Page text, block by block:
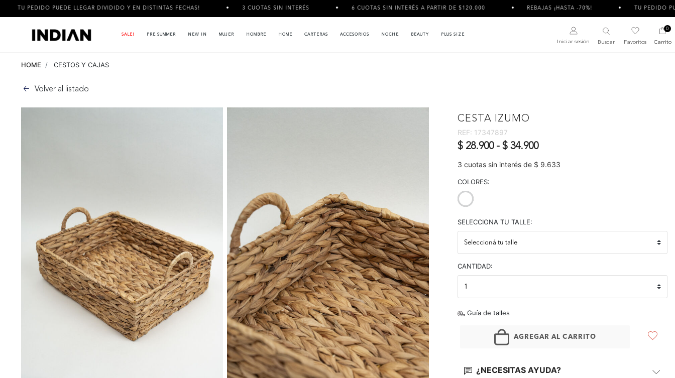
PUEDE LLEGAR DIVIDIDO Y EN DISTINTAS FECHAS! 3 CUOTAS SIN INTERÉS 6 CUOTAS SIN INTERÉS A PARTIR DE $120.000 REBAJAS ¡HASTA -70%! TU PEDIDO PUEDE
SALE! PRE SUMMER NEW IN MUJER HOMBRE HOME CARTERAS ACCESORIOS NOCHE BEAUTY PLUS SIZE
Iniciar sesión Buscar Favoritos
0
Carrito
HOME CESTOS Y CAJAS
Volver al listado
CESTA IZUMO
REF: 17347897
$ 28.900 - $ 34.900
3 cuotas sin interés de $ 9.633
COLORES:
SELECCIONA TU TALLE:
CANTIDAD:
Guía de talles
AGREGAR AL CARRITO
¿NECESITAS AYUDA?